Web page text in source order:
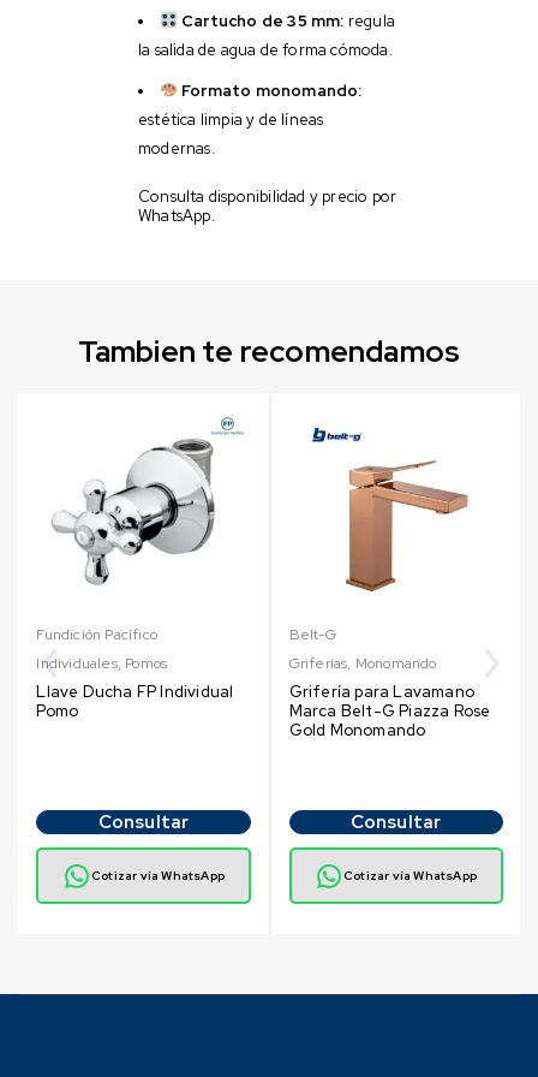
Cartucho de 35 mm: regula
la salida de agua de forma cómoda.
Formato monomando:
estética limpia y de líneas
modernas.
Consulta disponibilidad y precio por
WhatsApp.
Tambien te recomendamos
Fundición Pacífico
Individuales, Pomos
Llave Ducha FP Individual
Pomo
Consultar
Cotizar vía WhatsApp
Belt-G
Griferías, Monomando
Grifería para Lavamano
Marca Belt-G Piazza Rose
Gold Monomando
Consultar
Cotizar vía WhatsApp